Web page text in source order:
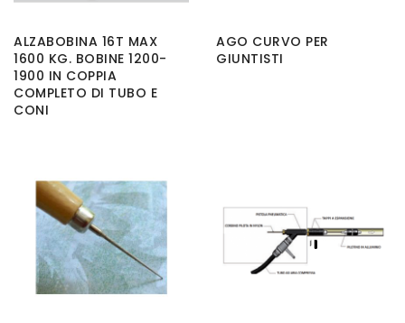
ALZABOBINA 16T MAX
1600 KG. BOBINE 1200-
1900 IN COPPIA
COMPLETO DI TUBO E
CONI
AGO CURVO PER
GIUNTISTI